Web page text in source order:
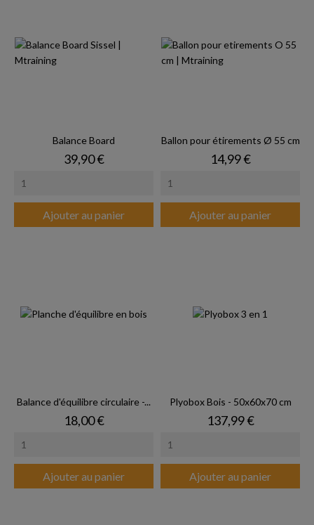
Balance Board
Prix
39,90 €
Ajouter au panier
Ballon pour étirements Ø 55 cm
Prix
14,99 €
Ajouter au panier
Balance d'équilibre circulaire -...
Prix
18,00 €
Ajouter au panier
Plyobox Bois - 50x60x70 cm
Prix
137,99 €
Ajouter au panier